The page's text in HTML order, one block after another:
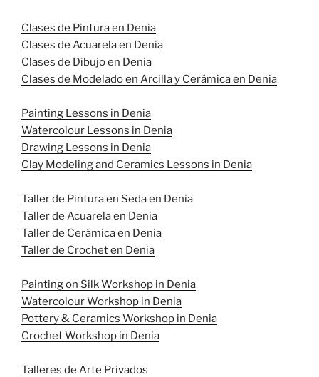
Clases de Pintura en Denia
Clases de Acuarela en Denia
Clases de Dibujo en Denia
Clases de Modelado en Arcilla y Cerámica en Denia
Painting Lessons in Denia
Watercolour Lessons in Denia
Drawing Lessons in Denia
Clay Modeling and Ceramics Lessons in Denia
Taller de Pintura en Seda en Denia
Taller de Acuarela en Denia
Taller de Cerámica en Denia
Taller de Crochet en Denia
Painting on Silk Workshop in Denia
Watercolour Workshop in Denia
Pottery & Ceramics Workshop in Denia
Crochet Workshop in Denia
Talleres de Arte Privados